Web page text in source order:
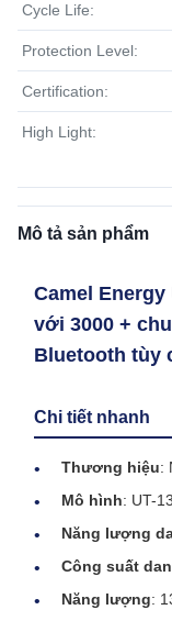
Cycle Life:
Protection Level:
Certification:
High Light:
Mô tả sản phẩm
Camel Energy
với 3000 +
Bluetooth tùy
Chi tiết nhanh
Thương hiệu:
Mô hình: UT-
Năng lượng
Công suất
Năng lượng: